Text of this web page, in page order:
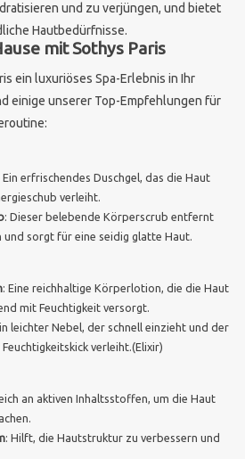
und zu verjüngen, und bietet
Hautbedürfnisse.
mit Sothys Paris
ein luxuriöses Spa-Erlebnis in Ihr
einige unserer Top-Empfehlungen für
Ein erfrischendes Duschgel, das die Haut
verleiht.
: Dieser belebende Körperscrub entfernt
sorgt für eine seidig glatte Haut.
: Eine reichhaltige Körperlotion, die die Haut
mit Feuchtigkeit versorgt.
leichter Nebel, der schnell einzieht und der
verleiht.(Elixir)
an aktiven Inhaltsstoffen, um die Haut
: Hilft, die Hautstruktur zu verbessern und